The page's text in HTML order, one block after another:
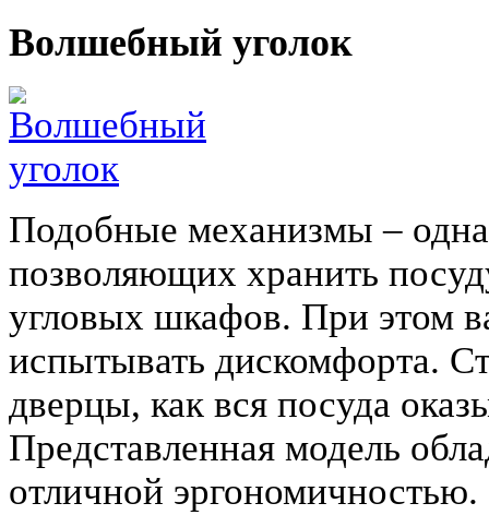
Волшебный уголок
Подобные механизмы –
позволяющих хранить
угловых шкафов. При этом
испытывать дискомфорта.
дверцы, как вся посуда
Представленная модель
отличной эргономичностью.